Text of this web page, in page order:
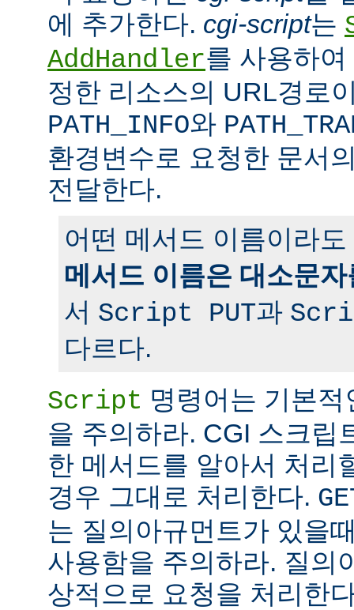
에 추가한다. cgi-script는
AddHandler를 사용하
정한 리소스의 URL경로
PATH_INFO와
환경변수로 요청한 문서
전달한다.
어떤 메서드 이름이라
메서드 이름은 대소문
서 Script PUT과
다르다.
Script 명령어는 기본
을 주의하라. CGI 스크립
한 메서드를 알아서 처리
경우 그대로 처리한다.
는 질의아규먼트가 있을
사용함을 주의하라. 질의
상적으로 요청을 처리한